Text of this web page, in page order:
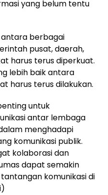
yang belum tentu
berbagai
pusat, daerah,
harus terus diperkuat.
lebih baik antara
harus terus dilakukan.
untuk
antar lembaga
menghadapi
komunikasi publik.
kolaborasi dan
dapat semakin
komunikasi di